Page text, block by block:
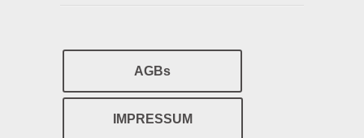
AGBs
IMPRESSUM